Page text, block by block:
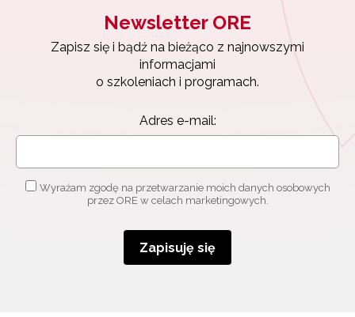
Newsletter ORE
Zapisz się i bądź na bieżąco z najnowszymi
informacjami
o szkoleniach i programach.
Adres e-mail:
Wyrażam zgodę na przetwarzanie moich danych osobowych
przez ORE w celach marketingowych.
Zapisuję się